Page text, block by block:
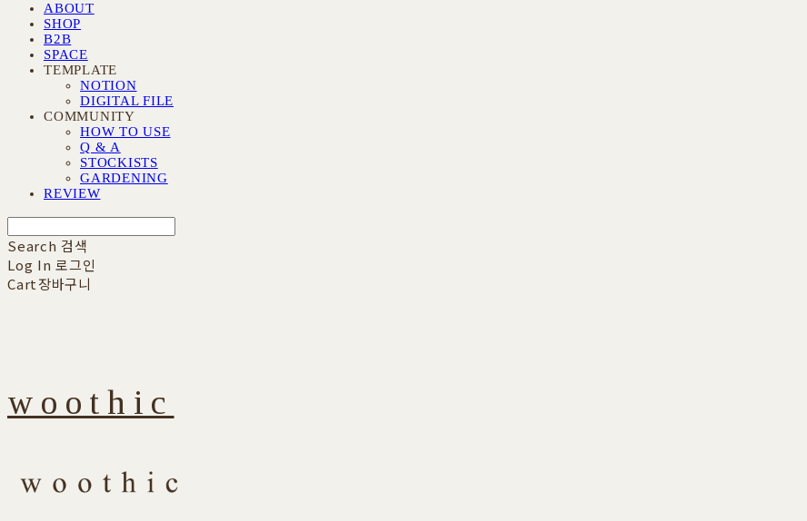
ABOUT
SHOP
B2B
SPACE
TEMPLATE
NOTION
DIGITAL FILE
COMMUNITY
HOW TO USE
Q & A
STOCKISTS
GARDENING
REVIEW
Search 검색
Log In 로그인
Cart장바구니
woothic